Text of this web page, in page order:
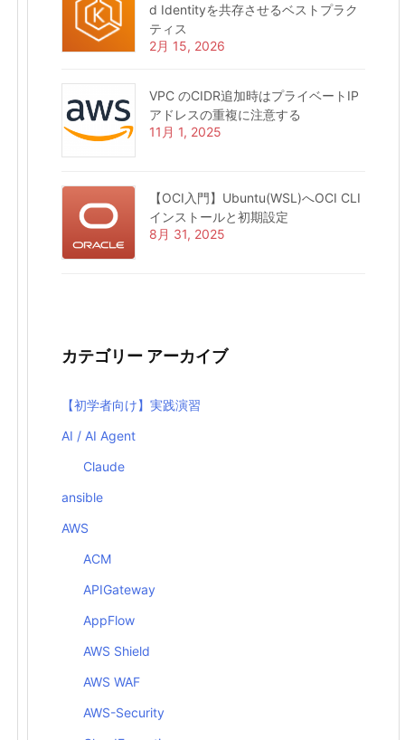
d Identityを共存させるベストプラク
ティス
2月 15, 2026
VPC のCIDR追加時はプライベートIP
アドレスの重複に注意する
11月 1, 2025
【OCI入門】Ubuntu(WSL)へOCI CLI
インストールと初期設定
8月 31, 2025
カテゴリー アーカイブ
【初学者向け】実践演習
AI / AI Agent
Claude
ansible
AWS
ACM
APIGateway
AppFlow
AWS Shield
AWS WAF
AWS-Security